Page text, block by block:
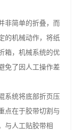
简单的折叠，而
的机械动作，将纸
箱，机械系统的优
免了因人工操作差
统将底部折页压
点在于胶带切割与
与人工贴胶带相